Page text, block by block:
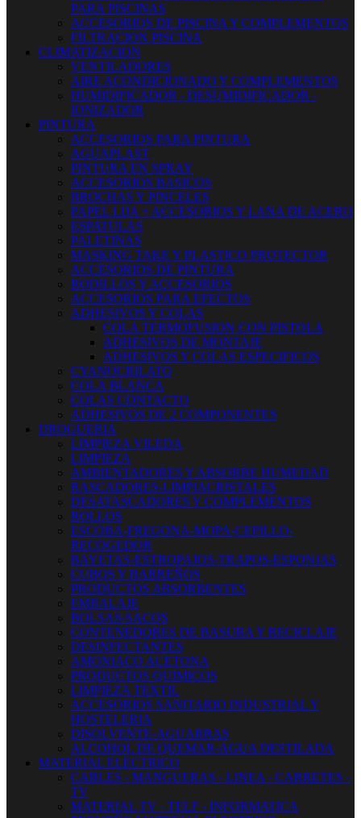
PARA PISCINAS
ACCESORIOS DE PISCINA Y COMPLEMENTOS
FILTRACION PISCINA
CLIMATIZACION
VENTILADORES
AIRE ACONDICIONADO Y COMPLEMENTOS
HUMIDIFICADOR - DESUMIDIFICADOR -
IONIZADOR
PINTURA
ACCESORIOS PARA PINTURA
AGUAPLAST
PINTURA EN SPRAY
ACCESORIOS BASICOS
BROCHAS Y PINCELES
PAPEL LIJA + ACCESORIOS Y LANA DE ACERO
ESPATULAS
PALETINAS
MASKING TAKE Y PLASTICO PROTECTOR
ACCESORIOS DE PINTURA
RODILLOS Y ACCESORIOS
ACCESORIOS PARA EFECTOS
ADHESIVOS Y COLAS
COLA TERMOFUSION CON PISTOLA
ADHESIVOS DE MONTAJE
ADHESIVOS Y COLAS ESPECIFICOS
CYANOCRILATO
COLA BLANCA
COLAS CONTACTO
ADHESIVOS DE 2 COMPONENTES
DROGUERIA
LIMPIEZA VILEDA
LIMPIEZA
AMBIENTADORES Y ABSORBE HUMEDAD
RASCADORES-LIMPIACRISTALES
DESATASCADORES Y COMPLEMENTOS
ROLLOS
ESCOBA-FREGONA-MOPA-CEPILLO-
RECOGEDOR
BAYETAS-ESTROPAJOS-TRAPOS-ESPONJAS
CUBOS Y BARREÑOS
PRODUCTOS ABSORBENTES
EMBALAJE
BOLSAS-SACOS
CONTENEDORES DE BASURA Y RECICLAJE
DESINFECTANTES
AMONIACO ACETONA
PRODUCTOS QUIMICOS
LIMPIEZA TEXTIL
ACCESORIOS SANITARIO INDUSTRIAL Y
HOSTELERIA
DISOLVENTE-AGUARRAS
ALCOHOL DE QUEMAR-AGUA DESTILADA
MATERIAL ELECTRICO
CABLES - MANGUERAS - LINEA - CARRETES -
TV
MATERIAL TV - TELF - INFORMATICA